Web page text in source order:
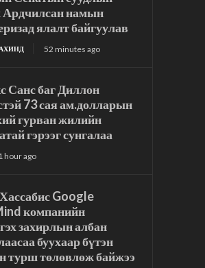
Ардчилсан намын
ялалт байгуулав
52 minutes ago
Санс баг Диллон
73 сая ам.долларын
гурван жилийн
гэрээг сунгалаа
hour ago
Google
компанийн
захирлын албан
буухаар бүтэн
турш төлөвлөж байжээ